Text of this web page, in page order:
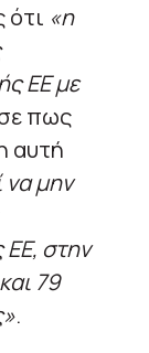
ότι «η
ΕΕ με
πως
αυτή
να μην
ΕΕ, στην
79
.